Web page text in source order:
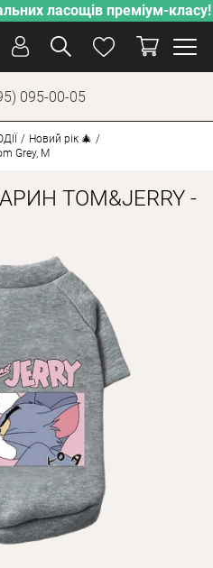
ласощів преміум-класу!
095-00-05
КОТІВ
доставка
Нас
клієнтам
Новий рік 🎄
Grey, M
TOM&JERRY -